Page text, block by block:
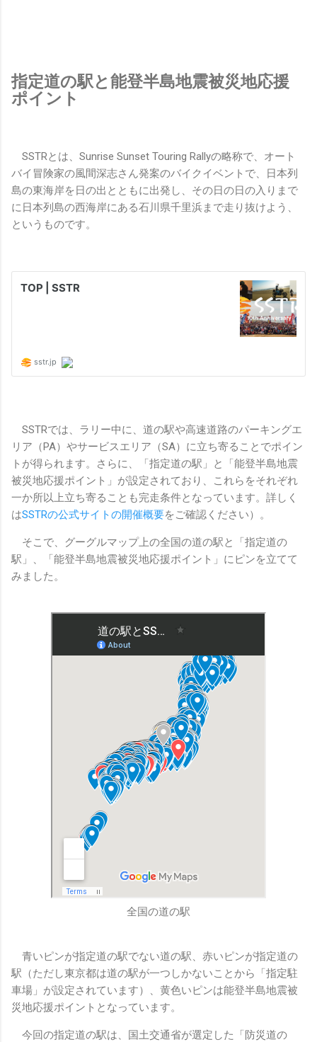
指定道の駅と能登半島地震被災地応援
ポイント
SSTRとは、Sunrise Sunset Touring Rallyの略称で、オート
バイ冒険家の風間深志さん発案のバイクイベントで、日本列
島の東海岸を日の出とともに出発し、その日の日の入りまで
に日本列島の西海岸にある石川県千里浜まで走り抜けよう、
というものです。
SSTRでは、ラリー中に、道の駅や高速道路のパーキングエ
リア（PA）やサービスエリア（SA）に立ち寄ることでポイン
トが得られます。さらに、「指定道の駅」と「能登半島地震
被災地応援ポイント」が設定されており、これらをそれぞれ
一か所以上立ち寄ることも完走条件となっています。詳しく
はSSTRの公式サイトの開催概要をご確認ください）。
そこで、グーグルマップ上の全国の道の駅と「指定道の
駅」、「能登半島地震被災地応援ポイント」にピンを立てて
みました。
全国の道の駅
青いピンが指定道の駅でない道の駅、赤いピンが指定道の
駅（ただし東京都は道の駅が一つしかないことから「指定駐
車場」が設定されています）、黄色いピンは能登半島地震被
災地応援ポイントとなっています。
今回の指定道の駅は、国土交通省が選定した「防災道の